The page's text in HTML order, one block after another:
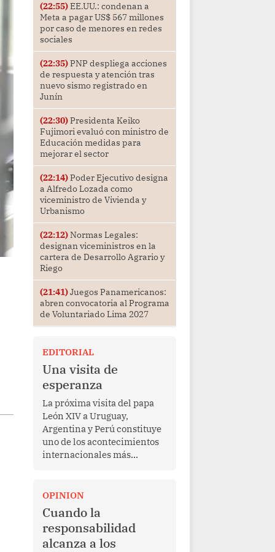
(22:55)EE.UU.: condenan a
Meta a pagar US$ 567 millones
por caso de menores en redes
sociales
(22:35)PNP despliega acciones
de respuesta y atención tras
nuevo sismo registrado en
Junín
(22:30)Presidenta Keiko
Fujimori evaluó con ministro de
Educación medidas para
mejorar el sector
(22:14)Poder Ejecutivo designa
a Alfredo Lozada como
viceministro de Vivienda y
Urbanismo
(22:12)Normas Legales:
designan viceministros en la
cartera de Desarrollo Agrario y
Riego
(21:41)Juegos Panamericanos:
abren convocatoria al Programa
de Voluntariado Lima 2027
EDITORIAL
Una visita de
esperanza
La próxima visita del papa
León XIV a Uruguay,
Argentina y Perú constituye
uno de los acontecimientos
internacionales más
Más allá de su dimensión
religiosa, esta gira
representa una oportunidad
para reafirmar el valor del
diálogo, fortalecer los
OPINION
Cuando la
responsabilidad
alcanza a los